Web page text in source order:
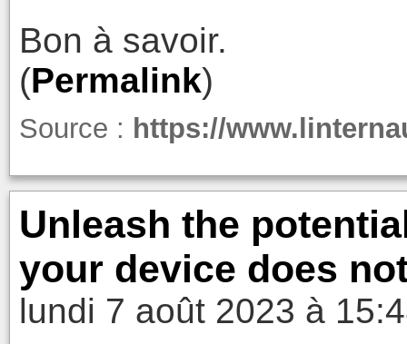
Bon à savoir.
(Permalink)
Source : https://
Unleash the
your device does
lundi 7 août 2023 à